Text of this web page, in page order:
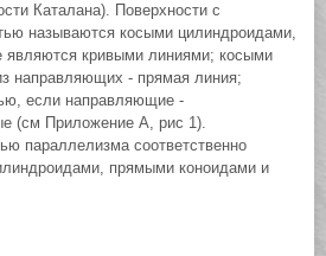
Каталана). Поверхности с
называются косыми цилиндроидами,
кривыми линиями; косыми
направляющих - прямая линия;
если направляющие -
(см Приложение А, рис 1).
параллелизма соответственно
прямыми коноидами и